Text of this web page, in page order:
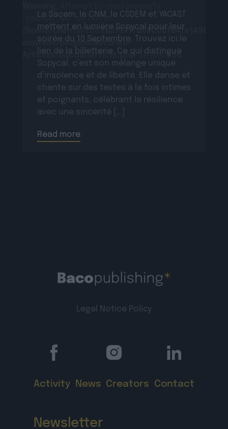
La Sacem, le CNM, la CSDEM et YACAST
mettent en lumière Sopycal pour leur
soirée du 10 Septembre. Trouvez ici le
lien de la billetterie. Ce qui distingue
Sopycal, c’est son mélange unique
d’insolence et de liberté. Elle danse et
chante sur des textes à la fois intimes
et poignants, célébrant la résilience
avec une sincérité […]
Read more
"source_url" on null in
/home/clients/
content/plugins/Baco-All-
Articles/bacoallarticle.phpon line266
Legal Notice Policy
Activity News Creators Contact
Newsletter